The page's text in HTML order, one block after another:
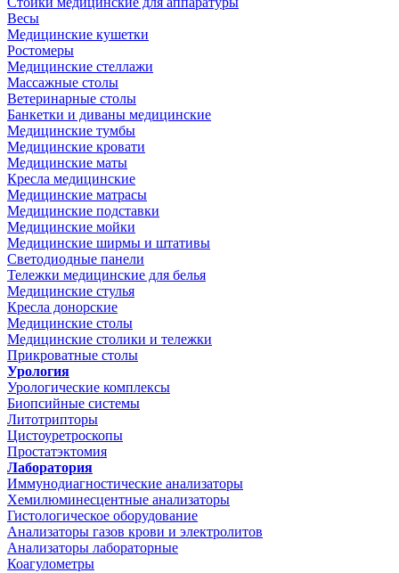
Весы
Медицинские кушетки
Ростомеры
Медицинские стеллажи
Массажные столы
Ветеринарные столы
Банкетки и диваны медицинские
Медицинские тумбы
Медицинские кровати
Медицинские маты
Кресла медицинские
Медицинские матрасы
Медицинские подставки
Медицинские мойки
Медицинские ширмы и штативы
Светодиодные панели
Тележки медицинские для белья
Медицинские стулья
Кресла донорские
Медицинские столы
Медицинские столики и тележки
Прикроватные столы
Урология
Урологические комплексы
Биопсийные системы
Литотрипторы
Цистоуретроскопы
Простатэктомия
Лаборатория
Иммунодиагностические анализаторы
Хемилюминесцентные анализаторы
Гистологическое оборудование
Анализаторы газов крови и электролитов
Анализаторы лабораторные
Коагулометры